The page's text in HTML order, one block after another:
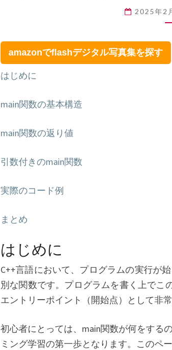
2025年2
amazonでflashデジタル写真集を探す
はじめに
main関数の基本構造
main関数の返り値
引数付きのmain関数
実際のコード例
まとめ
はじめに
C++言語において、プログラムの実行が
別な関数です。プログラムを書く上でこ
エントリーポイント（開始点）として非
初心者にとっては、main関数が何をする
ミング学習の第一歩となります。このペ